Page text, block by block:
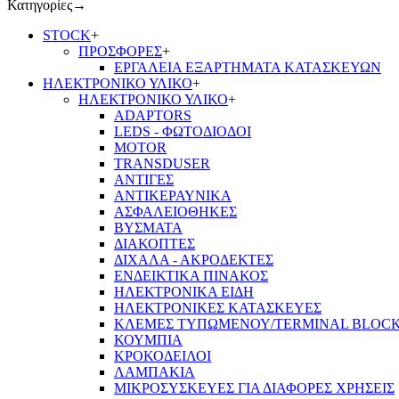
Κατηγορίες→
STOCK+
ΠΡΟΣΦΟΡΕΣ+
ΕΡΓΑΛΕΙΑ ΕΞΑΡΤΗΜΑΤΑ ΚΑΤΑΣΚΕΥΩΝ
ΗΛΕΚΤΡΟΝΙΚΟ ΥΛΙΚΟ+
ΗΛΕΚΤΡΟΝΙΚΟ ΥΛΙΚΟ+
ADAPTORS
LEDS - ΦΩΤΟΔΙΟΔΟΙ
MOTOR
TRANSDUSER
ΑΝΤΙΓΕΣ
ΑΝΤΙΚΕΡΑΥΝΙΚΑ
ΑΣΦΑΛΕΙΟΘΗΚΕΣ
ΒΥΣΜΑΤΑ
ΔΙΑΚΟΠΤΕΣ
ΔΙΧΑΛΑ - ΑΚΡΟΔΕΚΤΕΣ
ΕΝΔΕΙΚΤΙΚΑ ΠΙΝΑΚΟΣ
ΗΛΕΚΤΡΟΝΙΚΑ ΕΙΔΗ
ΗΛΕΚΤΡΟΝΙΚΕΣ ΚΑΤΑΣΚΕΥΕΣ
ΚΛΕΜΕΣ ΤΥΠΩΜΕΝΟΥ/TERMINAL
ΚΟΥΜΠΙΑ
ΚΡΟΚΟΔΕΙΛΟΙ
ΛΑΜΠΑΚΙΑ
ΜΙΚΡΟΣΥΣΚΕΥΕΣ ΓΙΑ ΔΙΑΦΟΡΕΣ ΧΡΗΣΕΙΣ